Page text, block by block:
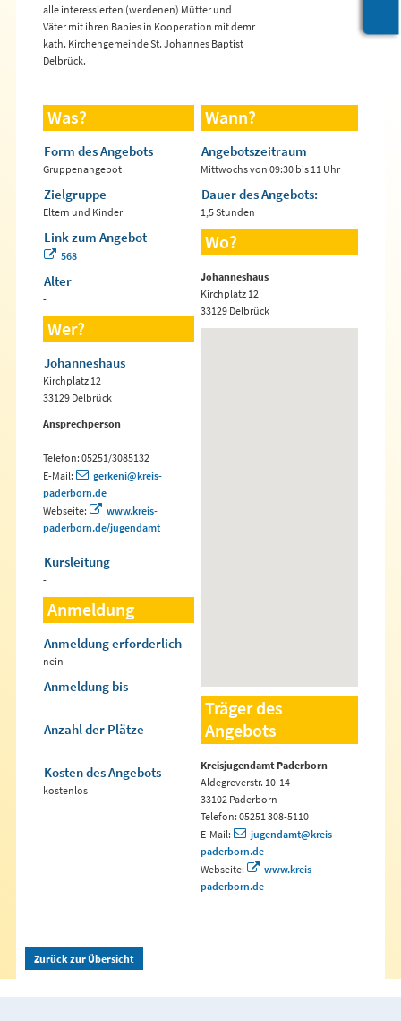
alle interessierten (werdenen) Mütter und
Väter mit ihren Babies in Kooperation mit demr
kath. Kirchengemeinde St. Johannes Baptist
Delbrück.
Was?
Form des Angebots
Gruppenangebot
Zielgruppe
Eltern und Kinder
Link zum Angebot
568
Alter
-
Wer?
Johanneshaus
Kirchplatz 12
33129 Delbrück
Ansprechperson
Telefon: 05251/3085132
E-Mail:
gerkeni@kreis-
paderborn.de
Webseite:
www.kreis-
paderborn.de/jugendamt
Kursleitung
-
Anmeldung
Anmeldung erforderlich
nein
Anmeldung bis
-
Anzahl der Plätze
-
Kosten des Angebots
kostenlos
Wann?
Angebotszeitraum
Mittwochs von 09:30 bis 11 Uhr
Dauer des Angebots:
1,5 Stunden
Wo?
Johanneshaus
Kirchplatz 12
33129 Delbrück
Träger des
Angebots
Kreisjugendamt Paderborn
Aldegreverstr. 10-14
33102 Paderborn
Telefon: 05251 308-5110
E-Mail:
jugendamt@kreis-
paderborn.de
Webseite:
www.kreis-
paderborn.de
Zurück zur Übersicht